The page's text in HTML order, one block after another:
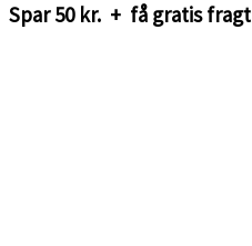
Spar 50 kr. + få gratis fragt